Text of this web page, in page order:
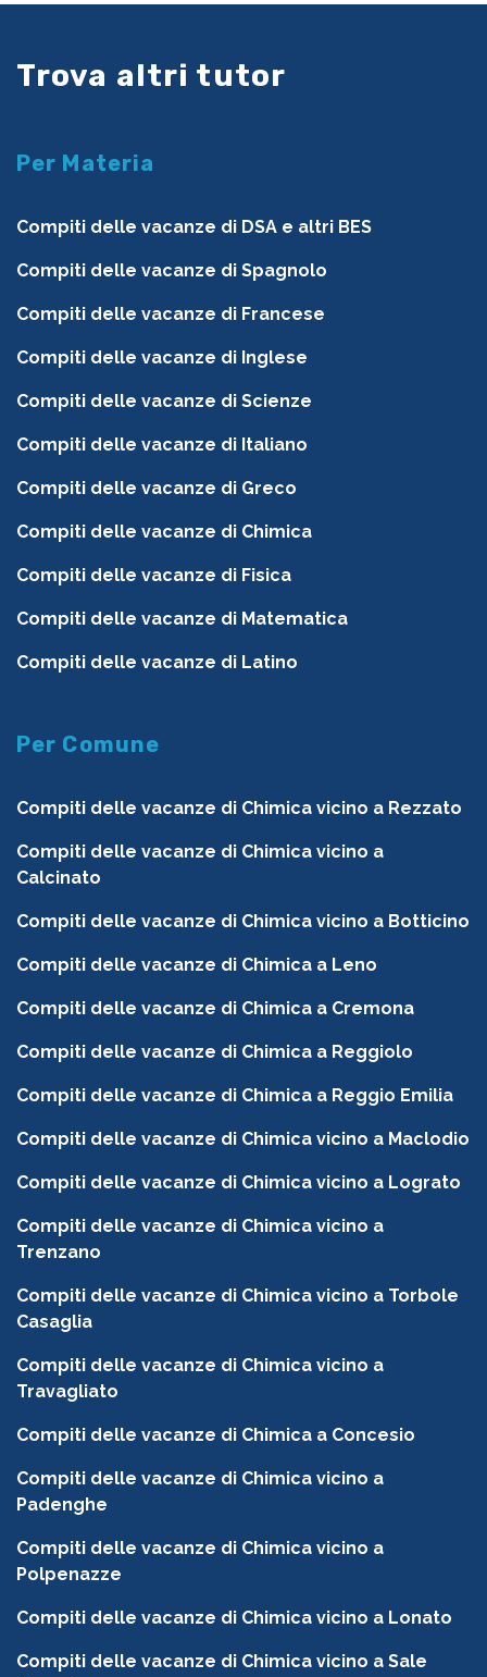
Trova altri tutor
Per Materia
Compiti delle vacanze di DSA e altri BES
Compiti delle vacanze di Spagnolo
Compiti delle vacanze di Francese
Compiti delle vacanze di Inglese
Compiti delle vacanze di Scienze
Compiti delle vacanze di Italiano
Compiti delle vacanze di Greco
Compiti delle vacanze di Chimica
Compiti delle vacanze di Fisica
Compiti delle vacanze di Matematica
Compiti delle vacanze di Latino
Per Comune
Compiti delle vacanze di Chimica vicino a Rezzato
Compiti delle vacanze di Chimica vicino a
Calcinato
Compiti delle vacanze di Chimica vicino a Botticino
Compiti delle vacanze di Chimica a Leno
Compiti delle vacanze di Chimica a Cremona
Compiti delle vacanze di Chimica a Reggiolo
Compiti delle vacanze di Chimica a Reggio Emilia
Compiti delle vacanze di Chimica vicino a Maclodio
Compiti delle vacanze di Chimica vicino a Lograto
Compiti delle vacanze di Chimica vicino a
Trenzano
Compiti delle vacanze di Chimica vicino a Torbole
Casaglia
Compiti delle vacanze di Chimica vicino a
Travagliato
Compiti delle vacanze di Chimica a Concesio
Compiti delle vacanze di Chimica vicino a
Padenghe
Compiti delle vacanze di Chimica vicino a
Polpenazze
Compiti delle vacanze di Chimica vicino a Lonato
Compiti delle vacanze di Chimica vicino a Sale